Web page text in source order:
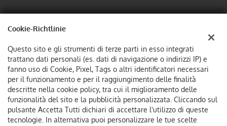
IMPEX TRADE SRL
Steuernummer und MwSt:02737570214
Unternehmensregister:BZ
Cookie-Richtlinie
Questo sito e gli strumenti di terze parti in esso integrati
trattano dati personali (es. dati di navigazione o indirizzi IP) e
fanno uso di Cookie, Pixel, Tags o altri identificatori necessari
per il funzionamento e per il raggiungimento delle finalità
descritte nella cookie policy, tra cui il miglioramento delle
funzionalità del sito e la pubblicità personalizzata. Cliccando sul
pulsante Accetta Tutti dichiari di accettare l'utilizzo di queste
tecnologie. In alternativa puoi personalizzare le tue scelte